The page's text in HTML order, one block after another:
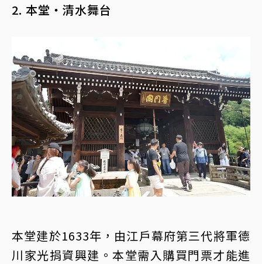
2. 本堂・清水舞台
本堂建於1633年，由江戶幕府第三代將軍德
川家光捐資興建。本堂需入購買門票才能進